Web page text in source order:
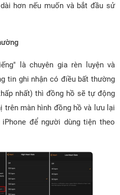
hơn nếu muốn và bắt đầu sử
là chuyên gia rèn luyện và
tin ghi nhận có điều bất thường
nhất) thì đồng hồ sẽ tự động
trên màn hình đồng hồ và lưu lại
để người dùng tiện theo